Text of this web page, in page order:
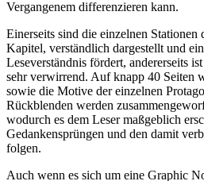
Vergangenem differenzieren kann.
Einerseits sind die einzelnen Stationen
Kapitel, verständlich dargestellt und
Leseverständnis fördert, andererseits
sehr verwirrend. Auf knapp 40 Seiten
sowie die Motive der einzelnen
Rückblenden werden
wodurch es dem Leser maßgeblich
Gedankensprüngen und den damit
folgen.
Auch wenn es sich um eine Graphic